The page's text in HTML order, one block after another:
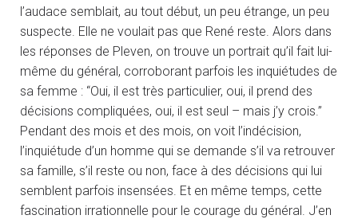
l’audace semblait, au tout début, un peu étrange, un peu
suspecte. Elle ne voulait pas que René reste. Alors dans
les réponses de Pleven, on trouve un portrait qu’il fait lui-
même du général, corroborant parfois les inquiétudes de
sa femme : “Oui, il est très particulier, oui, il prend des
décisions compliquées, oui, il est seul – mais j’y crois.”
Pendant des mois et des mois, on voit l’indécision,
l’inquiétude d’un homme qui se demande s’il va retrouver
sa famille, s’il reste ou non, face à des décisions qui lui
semblent parfois insensées. Et en même temps, cette
fascination irrationnelle pour le courage du général. J’en